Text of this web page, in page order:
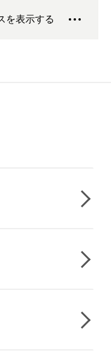
を表示する